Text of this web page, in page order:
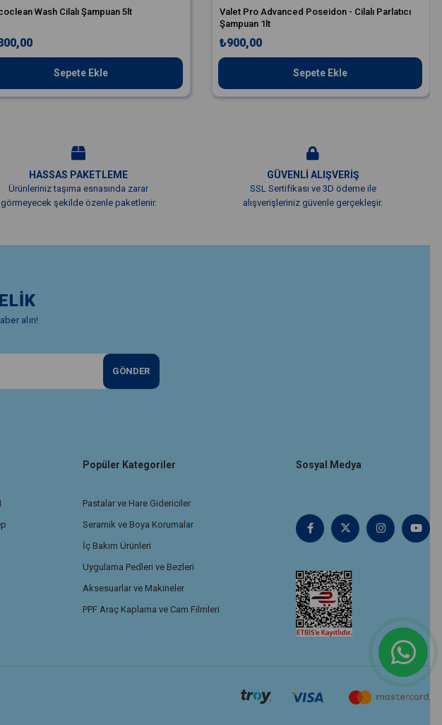
Wash Cilalı Şampuan 5lt
Sepete Ekle
Valet Pro Advanced Poseidon - Cilalı Parlatıcı
Şampuan 1lt
₺900,00
Sepete Ekle
HASSAS PAKETLEME
Ürünleriniz taşıma esnasında zarar
görmeyecek şekilde özenle paketlenir.
GÜVENLİ ALIŞVERİŞ
SSL Sertifikası ve 3D ödeme ile
alışverişleriniz güvenle gerçekleşir.
alın!
GÖNDER
Popüler Kategoriler
Pastalar ve Hare Gidericiler
Seramik ve Boya Korumalar
İç Bakım Ürünleri
Uygulama Pedleri ve Bezleri
Aksesuarlar ve Makineler
PPF Araç Kaplama ve Cam Filmleri
Sosyal Medya